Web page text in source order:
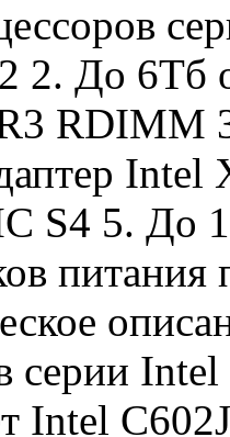
2. До 6Тб
RDIMM
Intel
S4 5. До
серии
Intel